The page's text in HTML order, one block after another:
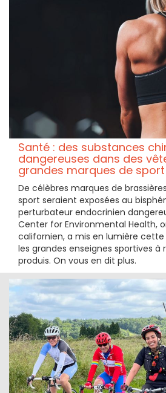
Santé : des substances
dangereuses dans des
grandes marques de sport
De célèbres marques de
sport seraient exposées au
perturbateur endocrinien
Center for Environmental Health,
californien, a mis en lumière
les grandes enseignes sportives à
produis. On vous en dit plus.